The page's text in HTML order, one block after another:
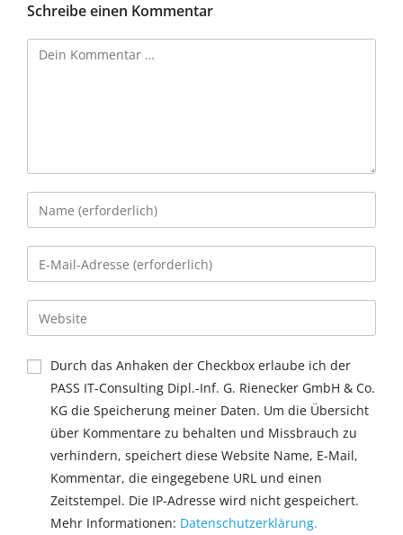
Schreibe einen Kommentar
Durch das Anhaken der Checkbox erlaube ich der
PASS IT-Consulting Dipl.-Inf. G. Rienecker GmbH & Co.
KG die Speicherung meiner Daten. Um die Übersicht
über Kommentare zu behalten und Missbrauch zu
verhindern, speichert diese Website Name, E-Mail,
Kommentar, die eingegebene URL und einen
Zeitstempel. Die IP-Adresse wird nicht gespeichert.
Mehr Informationen: Datenschutzerklärung.